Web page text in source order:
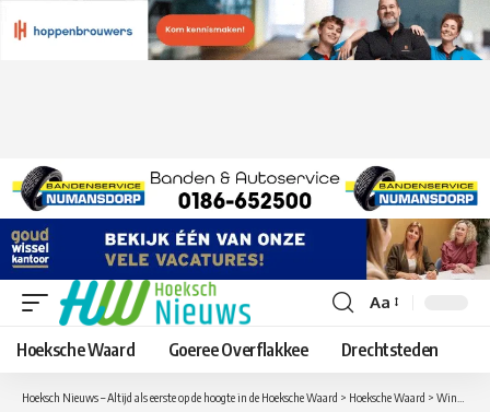
Lettergrootte
aanpassen
Aa
Hoeksche Waard Goeree Overflakkee Drechtsteden
Hoeksch Nieuws – Altijd als eerste op de hoogte in de Hoeksche Waard > Hoeksche Waard > Winterse historie tijdens ‘afwezige winter’